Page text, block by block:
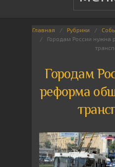
Главная Рубрики
Городам России
Городам
реформа